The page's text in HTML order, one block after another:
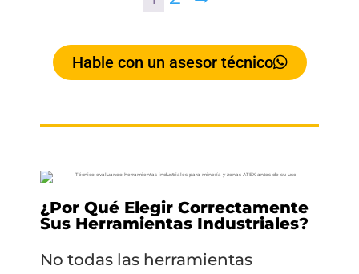
Hable con un asesor técnico
¿Por Qué Elegir Correctamente
Sus Herramientas Industriales?
No todas las herramientas